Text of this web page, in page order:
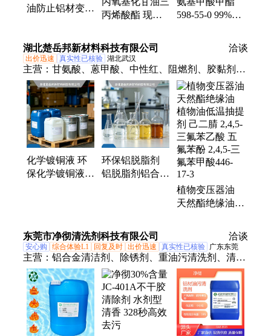
油防止铝材变色
家
丙烯酸酯 现货
价廉
598-55-0 99%
湖北楚岳邦新材料科技有限公司
洽谈
出价迅速 真实性已核验 湖北武汉
主营： 甘氨酸、蒽甲酸、中性红、阻燃剂、胶黏剂、
抗氧剂、3282-24-4、结构胶、乙氧基、2768-02-7、阻
燃毯、7377-08-4、4865-84-3、亮氨酸、5471-63-6、
戊二酸、插入管、丙二胺、碳化硼、蓝钨粉、硫酸
镝、二氨基、3222-50-2、乳杆菌、滑石粉
化学镀铜液 环
保化学镀铜液
镀铜液 喷镀型
化学镀镍水 铜
常温发黑剂
环保铝脱脂剂
铝脱脂剂铝合金
无铬钝化液 钢
铁化学抛光剂
铝脱脂剂 铸铝
专用发黑剂
植物变压器油
天然酯绝缘油
剂 己二腈 2,4,5-
三氟苯乙酸 五
氟苯酚 2,4,5-三
氟苯甲酸446-
17-3
东莞市净彻清洗剂科技有限公司 洽谈
安心购 综合体验L1 回复及时 出价迅速 真实性已核验 广东东莞
主营： 铝合金清洁剂、除锈剂、重油污清洗剂、清除
剂、金属清洗剂、超声波清洗剂、杀菌灭藻剂、铜抗
氧化剂、除垢剂、防锈剂、油污清洗、除蜡水